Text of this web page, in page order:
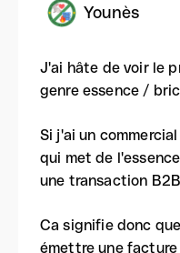
Younès
J'ai hâte de voir le
genre essence /
Si j'ai un
qui met de
une transaction B2B
Ca signifie donc
émettre une